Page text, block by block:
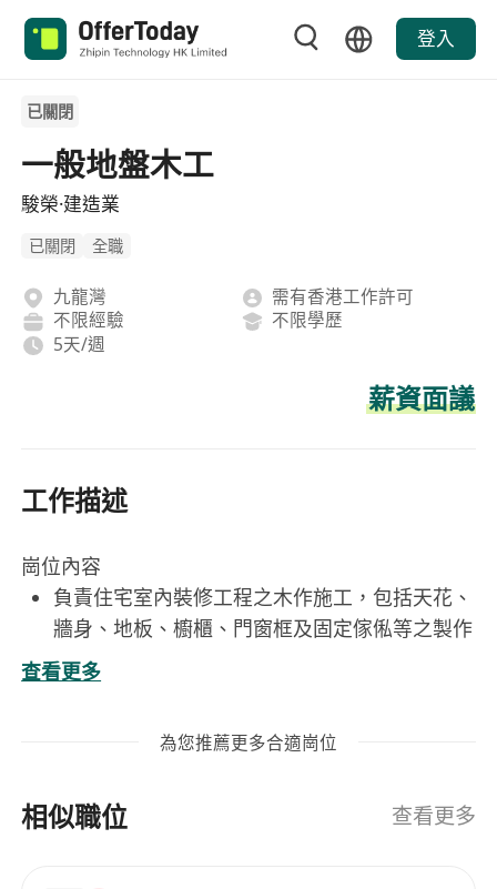
登入
已關閉
一般地盤木工
駿榮·建造業
已關閉 全職
九龍灣
需有香港工作許可
不限經驗
不限學歷
5天/週
薪資面議
工作描述
崗位內容
負責住宅室內裝修工程之木作施工，包括天花、
牆身、地板、櫥櫃、門窗框及固定傢俬等之製作
與安裝
按圖則及師傅指示進行放線、切割、組裝及校
協同其他工種（如電工、泥水工、油漆工）配合
妥善保管及維護個人工具與現場木工機械設備，
查看更多
為您推薦更多合適崗位
相似職位 查看更多